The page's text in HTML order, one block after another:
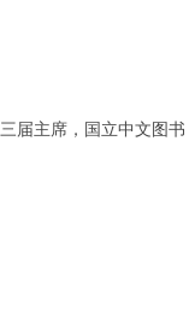
届主席，国立中文图书